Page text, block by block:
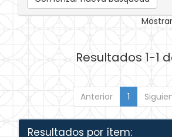
Resultados 1-1
Anterior 1
Resultados por ítem: